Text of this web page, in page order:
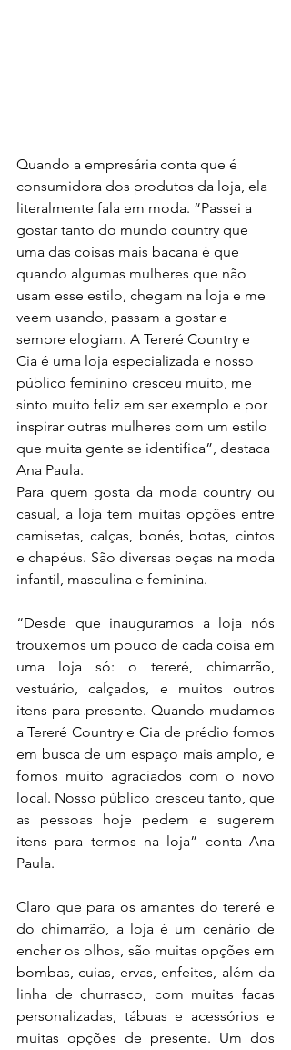
Quando a empresária conta que é
consumidora dos produtos da loja, ela
literalmente fala em moda. “Passei a
gostar tanto do mundo country que
uma das coisas mais bacana é que
quando algumas mulheres que não
usam esse estilo, chegam na loja e me
veem usando, passam a gostar e
sempre elogiam. A Tereré Country e
Cia é uma loja especializada e nosso
público feminino cresceu muito, me
sinto muito feliz em ser exemplo e por
inspirar outras mulheres com um estilo
que muita gente se identifica”, destaca
Ana Paula.
Para quem gosta da moda country ou
casual, a loja tem muitas opções entre
camisetas, calças, bonés, botas, cintos
e chapéus. São diversas peças na moda
infantil, masculina e feminina.
“Desde que inauguramos a loja nós
trouxemos um pouco de cada coisa em
uma loja só: o tereré, chimarrão,
vestuário, calçados, e muitos outros
itens para presente. Quando mudamos
a Tereré Country e Cia de prédio fomos
em busca de um espaço mais amplo, e
fomos muito agraciados com o novo
local. Nosso público cresceu tanto, que
as pessoas hoje pedem e sugerem
itens para termos na loja” conta Ana
Paula.
Claro que para os amantes do tereré e
do chimarrão, a loja é um cenário de
encher os olhos, são muitas opções em
bombas, cuias, ervas, enfeites, além da
linha de churrasco, com muitas facas
personalizadas, tábuas e acessórios e
muitas opções de presente. Um dos